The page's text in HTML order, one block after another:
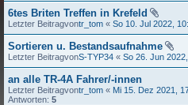
6tes Briten Treffen in Krefeld
Letzter Beitragvontr_tom « So 10. Jul 2022,
Sortieren u. Bestandsaufnahme
Letzter BeitragvonS-TYP34 « So 26. Jun
an alle TR-4A Fahrer/-innen
Letzter Beitragvontr_tom « Mi 15. Dez 2021,
Antworten: 5